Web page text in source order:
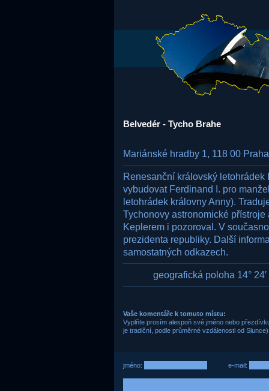
Belvedér - Tycho Brahe
Mariánské hradby 1, 118 00 Praha
Renesanční královský
vybudovat Ferdinand I. pro
letohrádek královny Anny).
Tychonovy astronomické
Keplerem i pozoroval. V
prezidenta republiky. Další
samostatných odkazech.
geografická poloha 14° 24′
Vaše komentáře k tomuto místu:
Vyplňte prosím alespoň své jméno nebo
je tradiční, podle průměrné vzdálenosti od
jméno: e-mail: